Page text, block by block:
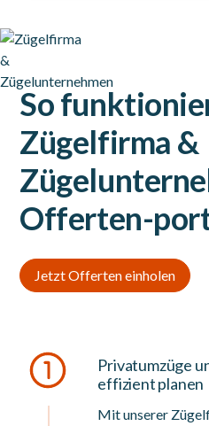
So
Zügelfirma &
Offerten-
Jetzt Offerten einholen
Privatumzüge
effizient planen
Mit unserer